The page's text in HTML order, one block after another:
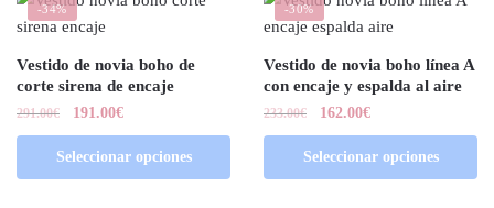
-34%
Vestido de novia boho de
corte sirena de encaje
291.00€ 191.00€
Seleccionar opciones
-30%
Vestido de novia boho línea A
con encaje y espalda al aire
233.00€ 162.00€
Seleccionar opciones